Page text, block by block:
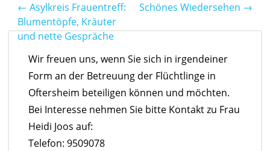
Post navigation
← Asylkreis Frauentreff:
Blumentöpfe, Kräuter
und nette Gespräche
Schönes Wiedersehen →
Wir freuen uns, wenn Sie sich in irgendeiner
Form an der Betreuung der Flüchtlinge in
Oftersheim beteiligen können und möchten.
Bei Interesse nehmen Sie bitte Kontakt zu Frau
Heidi Joos auf:
Telefon: 9509078